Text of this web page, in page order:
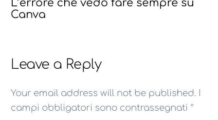
L’errore che vedo fare sempre su
Canva
Leave a Reply
Your email address will not be published.
campi obbligatori sono contrassegnati *